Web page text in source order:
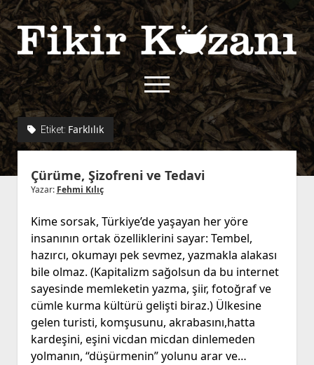
Fikir
Kazanı
menüyü
aç
twitterfacebook
rss
menüyü
Kullanım Koşulları
Çerez Politikası
İletişim
Kurallar
Etiket: Farklılık
Çürüme, Şizofreni ve Tedavi
Yazar: Fehmi Kılıç
Kime sorsak, Türkiye’de yaşayan her yöre
insanının ortak özelliklerini sayar: Tembel,
hazırcı, okumayı pek sevmez, yazmakla alakası
bile olmaz. (Kapitalizm sağolsun da bu internet
sayesinde memleketin yazma, şiir, fotoğraf ve
cümle kurma kültürü gelişti biraz.) Ülkesine
gelen turisti, komşusunu, akrabasını,hatta
kardeşini, eşini vicdan micdan dinlemeden
yolmanın, “düşürmenin” yolunu arar ve…